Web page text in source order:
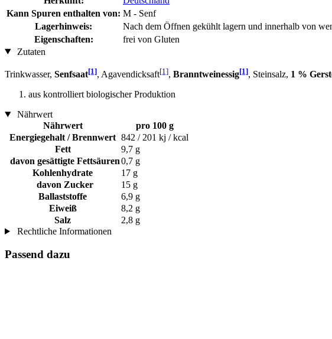
Kann Spuren enthalten von: M - Senf
Lagerhinweis:
Nach dem Öffnen gekühlt lagern und innerhalb von
Eigenschaften:
frei von Gluten
Zutaten
Trinkwasser, Senfsaat[1], Agavendicksaft[1], Branntweinessig[1], Steinsalz, 1 %
aus kontrolliert biologischer Produktion
Nährwert
Nährwert
pro 100 g
Energiegehalt / Brennwert 842 / 201 kj / kcal
Fett
9,7 g
davon gesättigte Fettsäuren0,7 g
Kohlenhydrate
17 g
davon Zucker
15 g
Ballaststoffe
6,9 g
Eiweiß
8,2 g
Salz
2,8 g
Rechtliche Informationen
Passend dazu